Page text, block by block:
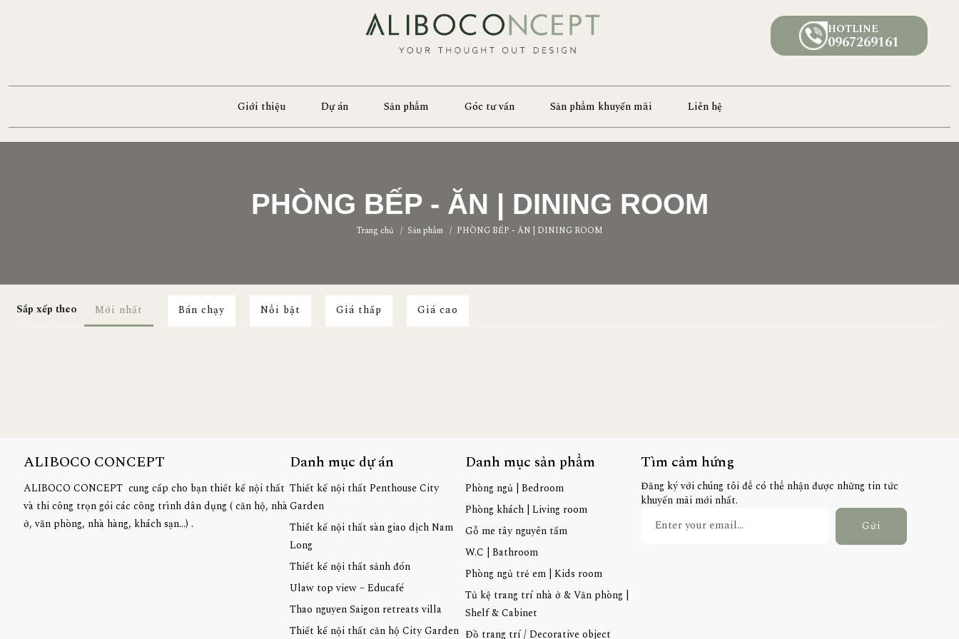
HOTLINE
0967269161
Giới thiệu Dự án Sản phẩm Góc tư vấn Sản phẩm khuyến mãi Liên hệ
PHÒNG BẾP - ĂN | DINING ROOM
Trang chủ / Sản phẩm / PHÒNG BẾP - ĂN | DINING ROOM
Sắp xếp theo Mới nhất Bán chạy Nổi bật Giá thấp Giá cao
ALIBOCO CONCEPT
ALIBOCO CONCEPT cung cấp cho bạn thiết kế nội thất
và thi công trọn gói các công trình dân dụng ( căn hộ, nhà
ở, văn phòng, nhà hàng, khách sạn...) .
Danh mục dự án
Thiết kế nội thất Penthouse City
Garden
Thiết kế nội thất sàn giao dịch Nam
Long
Thiết kế nội thất sảnh đón
Ulaw top view – Educafé
Thao nguyen Saigon retreats villa
Thiết kế nội thất căn hộ City Garden
Danh mục sản phẩm
Phòng ngủ | Bedroom
Phòng khách | Living room
Gỗ me tây nguyên tấm
W.C | Bathroom
Phòng ngủ trẻ em | Kids room
Tủ kệ trang trí nhà ở & Văn phòng |
Shelf & Cabinet
Đồ trang trí / Decorative object
Tìm cảm hứng
Đăng ký với chúng tôi để có thể nhận được những tin tức
khuyến mãi mới nhất.
Gửi